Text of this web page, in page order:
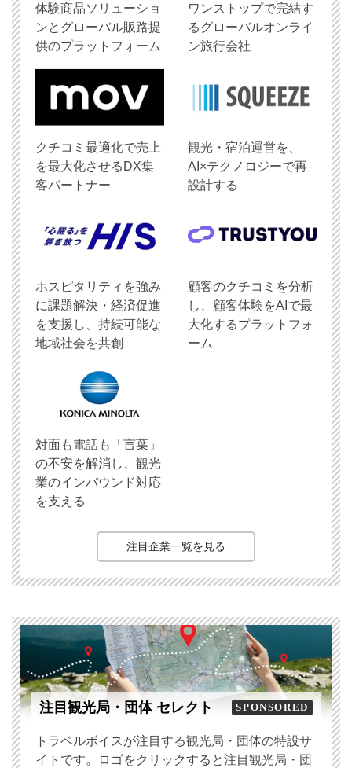
体験商品ソリューショ
ンとグローバル販路提
供のプラットフォーム
ワンストップで完結す
るグローバルオンライ
ン旅行会社
クチコミ最適化で売上
を最大化させるDX集
客パートナー
観光・宿泊運営を、
AI×テクノロジーで再
設計する
ホスピタリティを強み
に課題解決・経済促進
を支援し、持続可能な
地域社会を共創
顧客のクチコミを分析
し、顧客体験をAIで最
大化するプラットフォ
ーム
対面も電話も「言葉」
の不安を解消し、観光
業のインバウンド対応
を支える
注目企業一覧を見る
注目観光局・団体 セレクト SPONSORED
トラベルボイスが注目する観光局・団体の特設サ
イトです。ロゴをクリックすると注目観光局・団